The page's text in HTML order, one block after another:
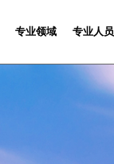
专业领域 专业人员